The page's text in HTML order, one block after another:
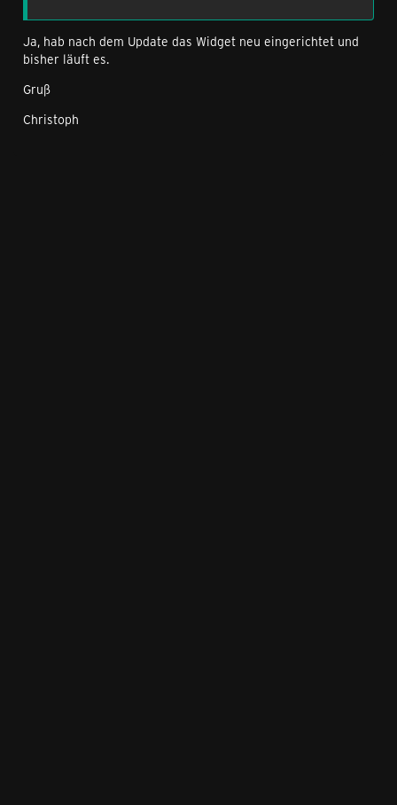
Ja, hab nach dem Update das Widget neu eingerichtet und
bisher läuft es.
Gruß
Christoph